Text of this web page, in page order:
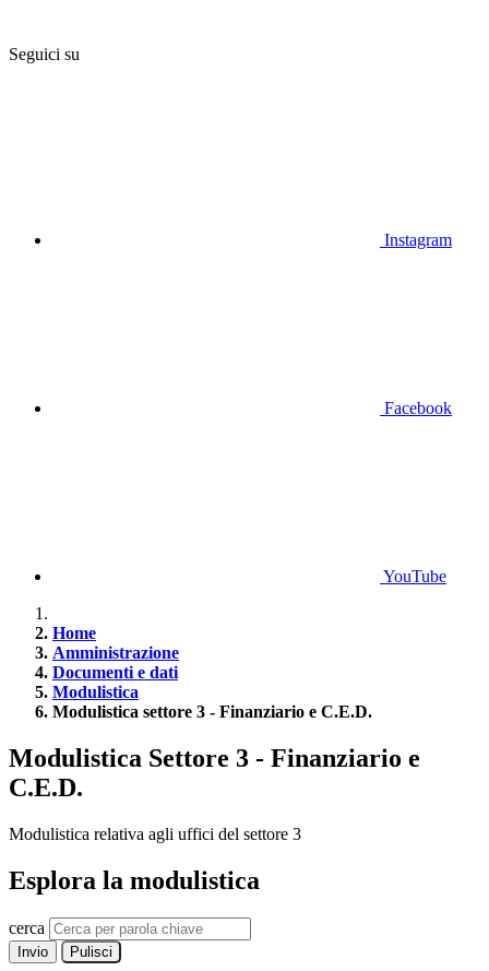
Seguici su
Instagram
Facebook
YouTube
Home
Amministrazione
Documenti e dati
Modulistica
Modulistica settore 3 - Finanziario e C.E.D.
Modulistica Settore 3 - Finanziario e
C.E.D.
Modulistica relativa agli uffici del settore 3
Esplora la modulistica
cerca
Invio Pulisci